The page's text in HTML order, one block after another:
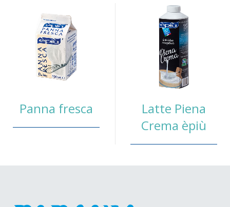
Panna fresca
Latte Piena
Crema èpiù